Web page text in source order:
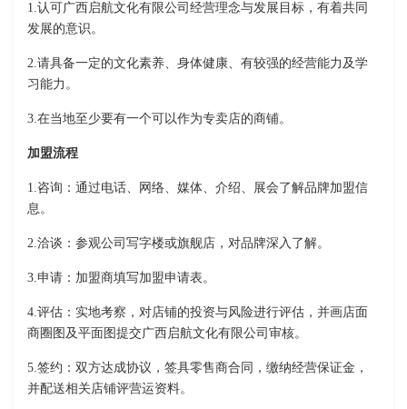
1.认可广西启航文化有限公司经营理念与发展目标，有着共同
发展的意识。
2.请具备一定的文化素养、身体健康、有较强的经营能力及学
习能力。
3.在当地至少要有一个可以作为专卖店的商铺。
加盟流程
1.咨询：通过电话、网络、媒体、介绍、展会了解品牌加盟信
息。
2.洽谈：参观公司写字楼或旗舰店，对品牌深入了解。
3.申请：加盟商填写加盟申请表。
4.评估：实地考察，对店铺的投资与风险进行评估，并画店面
商圈图及平面图提交广西启航文化有限公司审核。
5.签约：双方达成协议，签具零售商合同，缴纳经营保证金，
并配送相关店铺评营运资料。